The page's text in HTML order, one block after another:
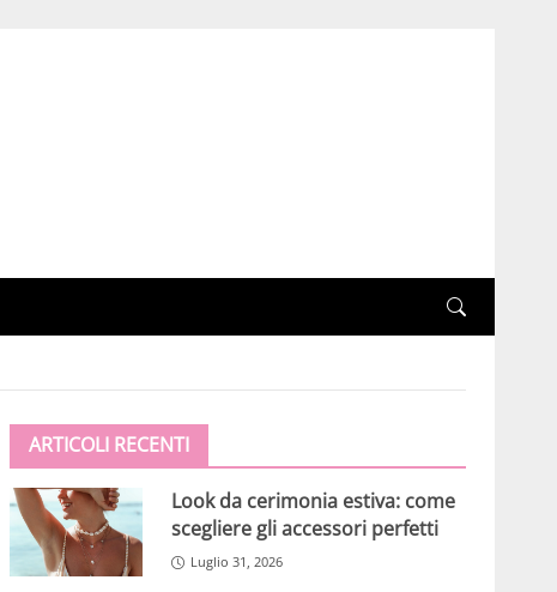
ARTICOLI RECENTI
Look da cerimonia estiva: come
scegliere gli accessori perfetti
Luglio 31, 2026